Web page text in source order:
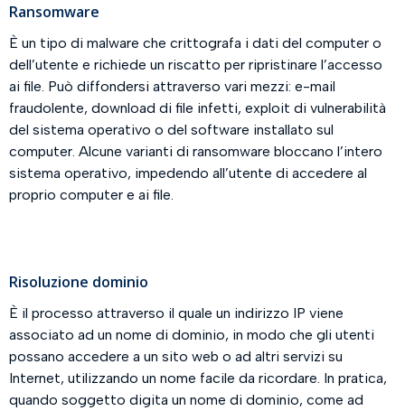
Ransomware
È un tipo di malware che crittografa i dati del computer o
dell’utente e richiede un riscatto per ripristinare l’accesso
ai file. Può diffondersi attraverso vari mezzi: e-mail
fraudolente, download di file infetti, exploit di vulnerabilità
del sistema operativo o del software installato sul
computer. Alcune varianti di ransomware bloccano l’intero
sistema operativo, impedendo all’utente di accedere al
proprio computer e ai file.
Risoluzione dominio
È il processo attraverso il quale un indirizzo IP viene
associato ad un nome di dominio, in modo che gli utenti
possano accedere a un sito web o ad altri servizi su
Internet, utilizzando un nome facile da ricordare. In pratica,
quando soggetto digita un nome di dominio, come ad